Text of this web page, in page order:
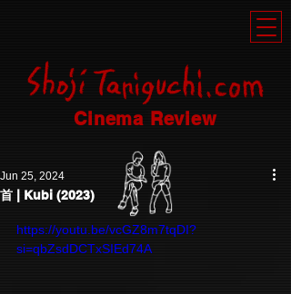
Cinema Review
首 | Kubi (2023)
Jun 25, 2024
https://youtu.be/vcGZ8m7tqDI?
si=qbZsdDCTxSIEd74A